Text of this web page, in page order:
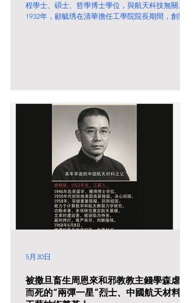
程學士、碩士、哲學博士學位，與航天科技無關。
1932年，顧毓琇在清華擔任工學院院長期間，創辦了
業。1935年9月，錢學森在上海搭乘傑克遜總統號輪
船，赴美留學。換言之錢學森在清華大學的時間祇有
一年。 錢學森在清華大學有兩位航天系導師，一位
是王助，第二位是空氣動力學教授王士倬，兩位都是
美國麻省理工學院畢業生。自傳中提及王助是設計了
中國的第一架飛機，但是我在兩篇關於中國第一架飛
機的文章中也找不到王助的名字。 钱学森：毕生为
强国 1933年12月，刘敬宜、田培业与该厂的技术人
员一道，从众多国外机型中选择了美国道格拉斯厂生
产的教练机作为蓝本，开始飞机的研制工作。1934年
6月，飞机终于研制成功了，因为当时的印尼雅加达
被称为“巴达维亚
被撒旦畜生周恩來和邪教教主錢學森虐殺
而死的“兩彈一星”烈士、中國航天材料與
5月30日